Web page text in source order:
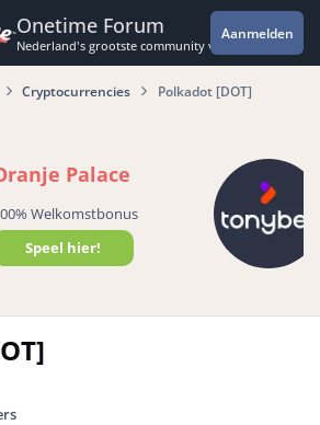
Onetime Forum
Nederland's grootste community voor de
Aanmelden
Cryptocurrencies Polkadot [DOT]
Palace
Welkomstbonus
Speel hier!